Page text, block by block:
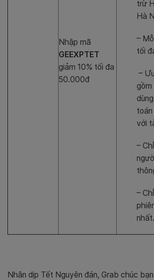
Nhập mã
GEEXPTET
giảm 10% tối đa
50.000đ
trừ
Hà
–
tối
–
gồm
toán
với
–
–
nhất.
Nhân dịp Tết Nguyên đán, Grab chúc